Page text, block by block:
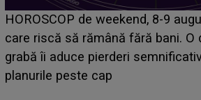
Emanuel a ținut ACEST DETALIU
acum! În fața Alexandrei,
face o MĂRTURISIRE
sa: "I-am spus și ei în față, eu nu